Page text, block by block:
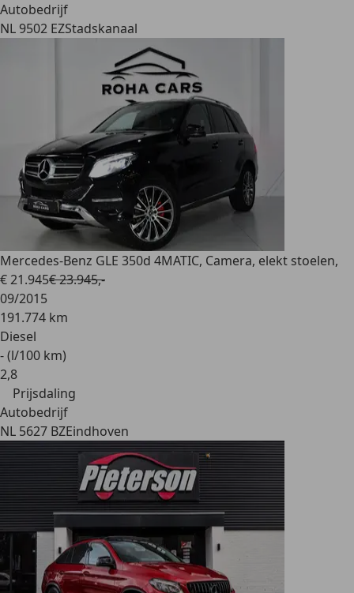
Autobedrijf
NL 9502 EZStadskanaal
Mercedes-Benz GLE 350d 4MATIC, Camera, elekt stoelen,
€ 21.945€ 23.945,-
09/2015
191.774 km
Diesel
- (l/100 km)
2,8
Prijsdaling
Autobedrijf
NL 5627 BZEindhoven